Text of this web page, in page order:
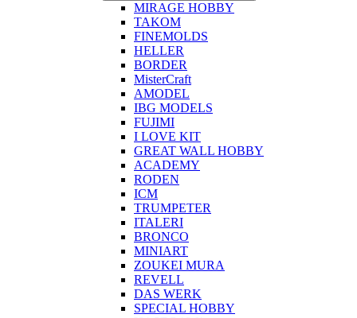
MIRAGE HOBBY
TAKOM
FINEMOLDS
HELLER
BORDER
MisterCraft
AMODEL
IBG MODELS
FUJIMI
I LOVE KIT
GREAT WALL HOBBY
ACADEMY
RODEN
ICM
TRUMPETER
ITALERI
BRONCO
MINIART
ZOUKEI MURA
REVELL
DAS WERK
SPECIAL HOBBY